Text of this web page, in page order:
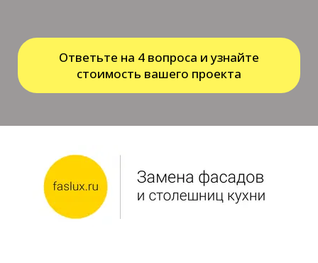
Ответьте на 4 вопроса и узнайте
стоимость вашего проекта